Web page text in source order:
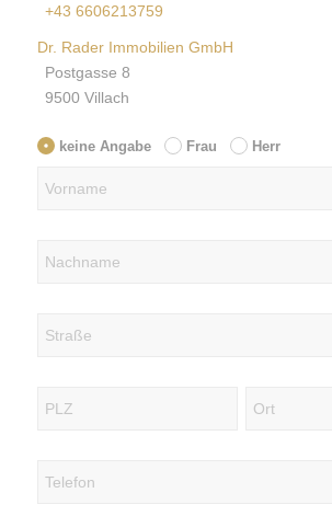
+43 6606213759
Dr. Rader Immobilien GmbH
Postgasse 8
9500 Villach
keine Angabe Frau Herr